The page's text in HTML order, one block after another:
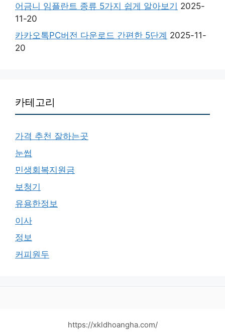
어금니 임플란트 종류 5가지 쉽게 알아보기 2025-
11-20
카카오톡PC버전 다운로드 간편한 5단계 2025-11-
20
카테고리
가격 추천 잘하는곳
눈썹
민생회복지원금
보청기
유용한정보
이사
정보
커피원두
https://xkldhoangha.com/